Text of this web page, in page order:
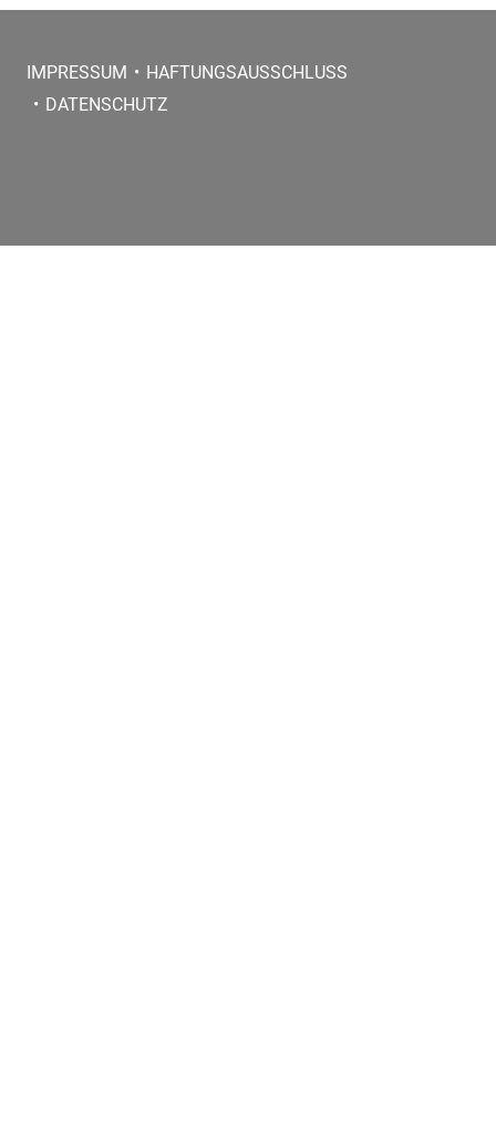
IMPRESSUM
HAFTUNGSAUSSCHLUSS
DATENSCHUTZ